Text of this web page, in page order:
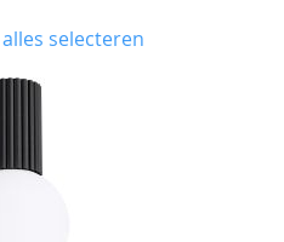
alles selecteren